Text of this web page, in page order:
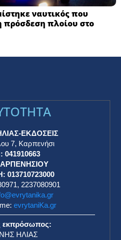
ναυτικός που
πρόσδεση πλοίου στο
ΕΚΔΟΣΕΙΣ
7, Καρπενήσι
013710723000
2237080901
evrytaniKa.gr
εκπρόσωπος:
ΗΛΙΑΣ